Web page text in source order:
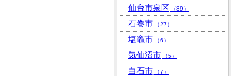
仙台市泉区 （39）
石巻市 （27）
塩竈市 （6）
気仙沼市 （5）
白石市 （7）